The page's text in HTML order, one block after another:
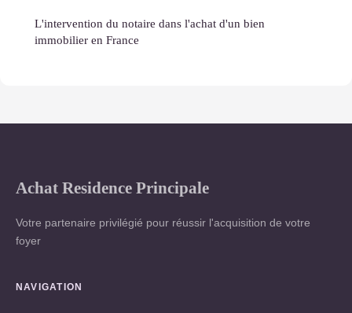
L'intervention du notaire dans l'achat d'un bien
immobilier en France
Achat Residence Principale
Votre partenaire privilégié pour réussir l'acquisition de votre
foyer
NAVIGATION